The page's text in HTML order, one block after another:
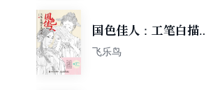
国色佳人：工笔白描百
美画谱
飞乐鸟